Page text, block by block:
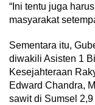
“Ini tentu juga
masyarakat
Sementara itu,
diwakili Asisten 1
Kesejahteraan
Edward Chandra,
sawit di Sumsel